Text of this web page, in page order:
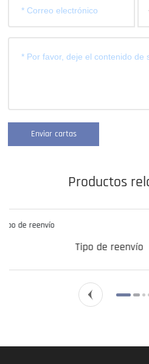
Enviar cartas
Productos